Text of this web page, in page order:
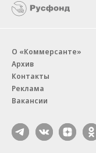
О «Коммерсанте»
Архив
Контакты
Реклама
Вакансии